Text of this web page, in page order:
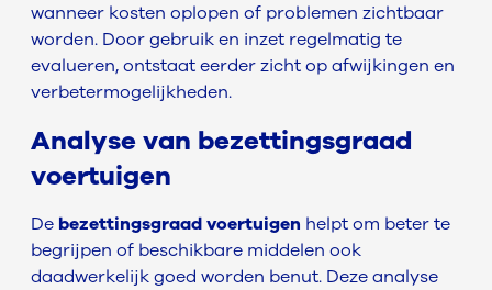
wanneer kosten oplopen of problemen zichtbaar
worden. Door gebruik en inzet regelmatig te
evalueren, ontstaat eerder zicht op afwijkingen en
verbetermogelijkheden.
Analyse van bezettingsgraad
voertuigen
De bezettingsgraad voertuigen helpt om beter te
begrijpen of beschikbare middelen ook
daadwerkelijk goed worden benut. Deze analyse